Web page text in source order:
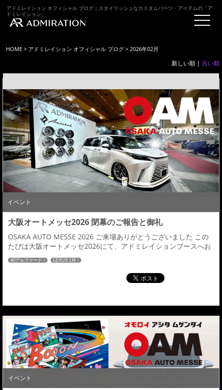
アドミレイション オフィシャル ブログ｜スタイリッシュなカスタムパーツ・アイテムの「ア
ドミレイション」
HOME > アドミレイション オフィシャル ブログ > 2026年02月
新しい順 | 古い順
イベント
大阪オートメッセ2026 閉幕のご報告と御礼
OSAKA AUTO MESSE 2026 ご来場ありがとうございました この
たびは大阪オートメッセ2026にて、アドミレイションブースへお
立ち寄りいただき誠にありがとうございました。 会期中は多くの
お客様、関係者の皆様にご来場いただき、スタッフ一同心より御
礼申し上げます。 今回の展示では、東京オートサロンにてご好評
をいただきました、プレミアムと先進性を融合させた LEXUS LM
40アルファード LEXUS LM
イベント